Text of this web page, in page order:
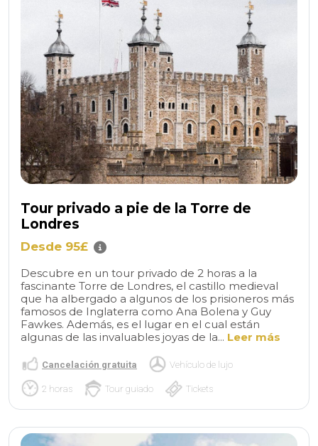
Tour privado a pie de la Torre de
Londres
Desde 95£
Descubre en un tour privado de 2 horas a la
fascinante Torre de Londres, el castillo medieval
que ha albergado a algunos de los prisioneros más
famosos de Inglaterra como Ana Bolena y Guy
Fawkes. Además, es el lugar en el cual están
algunas de las invaluables joyas de la... Leer más
Cancelación gratuita Vehículo de lujo
2 horas Tour guiado Tickets